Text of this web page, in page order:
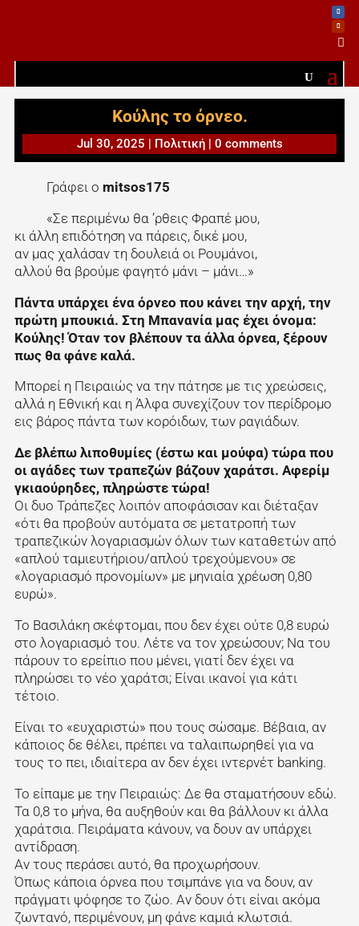

Κούλης το όρνεο.
Jul 30, 2025 | Πολιτική| 0 comments
Γράφει ο mitsos175
«Σε περιμένω θα ’ρθεις Φραπέ μου,
κι άλλη επιδότηση να πάρεις, δικέ μου,
αν μας χαλάσαν τη δουλειά οι Ρουμάνοι,
αλλού θα βρούμε φαγητό μάνι – μάνι…»
Πάντα υπάρχει ένα όρνεο που κάνει την αρχή, την
πρώτη μπουκιά. Στη Μπανανία μας έχει όνομα:
Κούλης! Όταν τον βλέπουν τα άλλα όρνεα, ξέρουν
πως θα φάνε καλά.
Μπορεί η Πειραιώς να την πάτησε με τις χρεώσεις,
αλλά η Εθνική και η Άλφα συνεχίζουν τον περίδρομο
εις βάρος πάντα των κορόιδων, των ραγιάδων.
Δε βλέπω λιποθυμίες (έστω και μούφα) τώρα που
οι αγάδες των τραπεζών βάζουν χαράτσι. Αφερίμ
γκιαούρηδες, πληρώστε τώρα!
Οι δυο Τράπεζες λοιπόν αποφάσισαν και διέταξαν
«ότι θα προβούν αυτόματα σε μετατροπή των
τραπεζικών λογαριασμών όλων των καταθετών από
«απλού ταμιευτήριου/απλού τρεχούμενου» σε
«λογαριασμό προνομίων» με μηνιαία χρέωση 0,80
ευρώ».
Το Βασιλάκη σκέφτομαι, που δεν έχει ούτε 0,8 ευρώ
στο λογαριασμό του. Λέτε να τον χρεώσουν; Να του
πάρουν το ερείπιο που μένει, γιατί δεν έχει να
πληρώσει το νέο χαράτσι; Είναι ικανοί για κάτι
τέτοιο.
Είναι το «ευχαριστώ» που τους σώσαμε. Βέβαια, αν
κάποιος δε θέλει, πρέπει να ταλαιπωρηθεί για να
τους το πει, ιδιαίτερα αν δεν έχει ιντερνέτ banking.
Το είπαμε με την Πειραιώς: Δε θα σταματήσουν εδώ.
Τα 0,8 το μήνα, θα αυξηθούν και θα βάλλουν κι άλλα
χαράτσια. Πειράματα κάνουν, να δουν αν υπάρχει
αντίδραση.
Αν τους περάσει αυτό, θα προχωρήσουν.
Όπως κάποια όρνεα που τσιμπάνε για να δουν, αν
πράγματι ψόφησε το ζώο. Αν δουν ότι είναι ακόμα
ζωντανό, περιμένουν, μη φάνε καμιά κλωτσιά.